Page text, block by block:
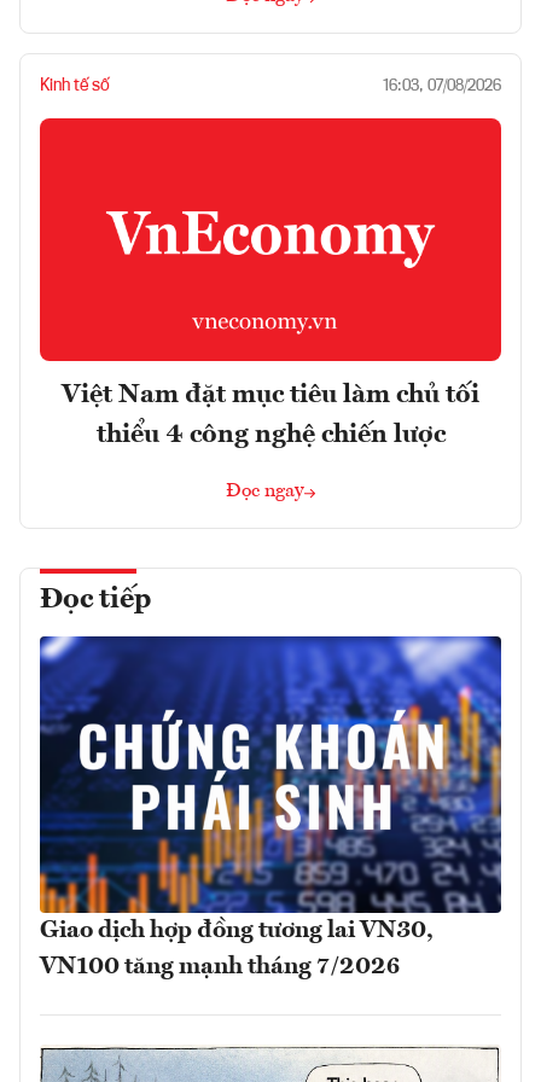
Kinh tế số 16:03, 07/08/2026
Việt Nam đặt mục tiêu làm chủ tối
thiểu 4 công nghệ chiến lược
Đọc ngay
Đọc tiếp
Giao dịch hợp đồng tương lai VN30,
VN100 tăng mạnh tháng 7/2026